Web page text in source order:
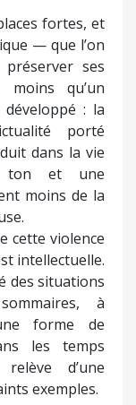
fortes, et
— que l’on
ses
qu’un
: la
porté
dans la vie
ton et une
moins de la
cette violence
intellectuelle.
des situations
à
forme de
les temps
d’une
exemples.